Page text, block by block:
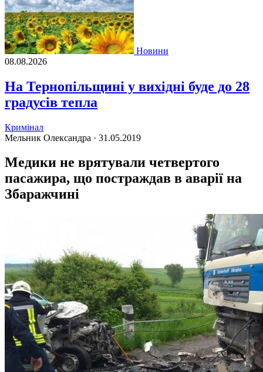
Новини
08.08.2026
На Тернопільщині у вихідні буде до 28
градусів тепла
Кримінал
Мельник Олександра · 31.05.2019
Медики не врятували четвертого
пасажира, що постраждав в аварії на
Збаражчині